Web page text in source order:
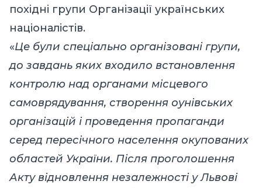
похідні групи Організації українських
націоналістів.
«Це були спеціально організовані групи,
до завдань яких входило встановлення
контролю над органами місцевого
самоврядування, створення оунівських
організацій і проведення пропаганди
серед пересічного населення окупованих
областей України. Після проголошення
Акту відновлення незалежності у Львові